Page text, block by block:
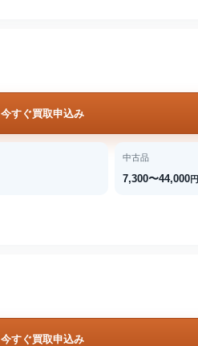
今すぐ買取申込み
中古品
7,300〜44,000円
今すぐ買取申込み